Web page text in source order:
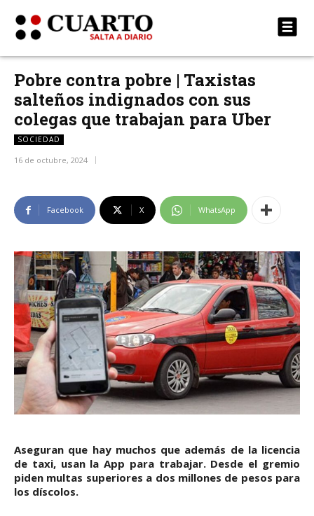
Pobre contra pobre | Taxistas
salteños indignados con sus
colegas que trabajan para Uber
SOCIEDAD
16 de octubre, 2024
Facebook X WhatsApp
Aseguran que hay muchos que además de la licencia
de taxi, usan la App para trabajar. Desde el gremio
piden multas superiores a dos millones de pesos para
los díscolos.